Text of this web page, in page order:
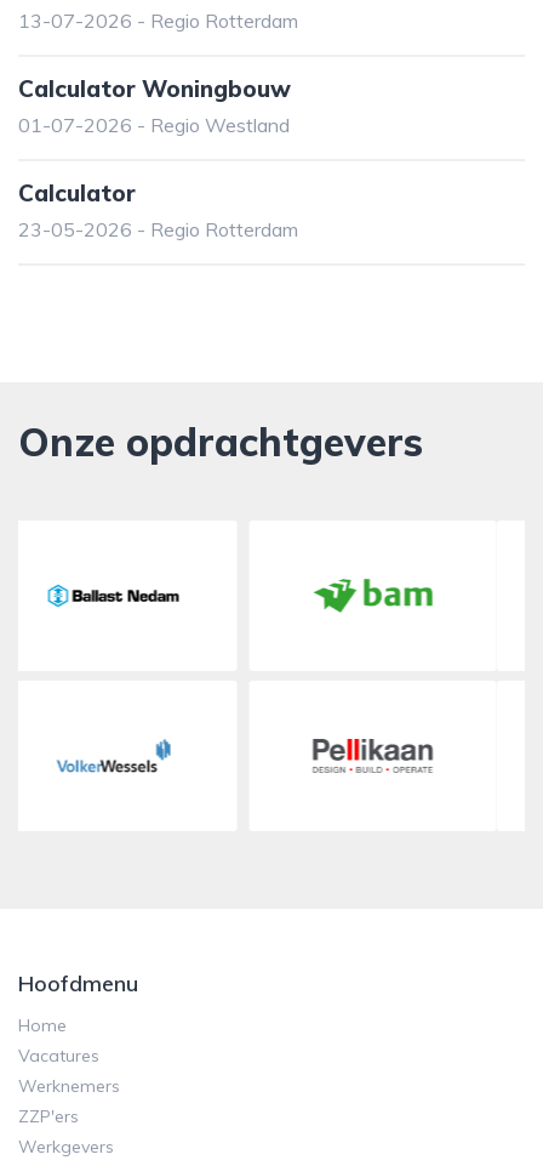
13-07-2026 - Regio Rotterdam
Calculator Woningbouw
01-07-2026 - Regio Westland
Calculator
23-05-2026 - Regio Rotterdam
Onze opdrachtgevers
Hoofdmenu
Home
Vacatures
Werknemers
ZZP'ers
Werkgevers